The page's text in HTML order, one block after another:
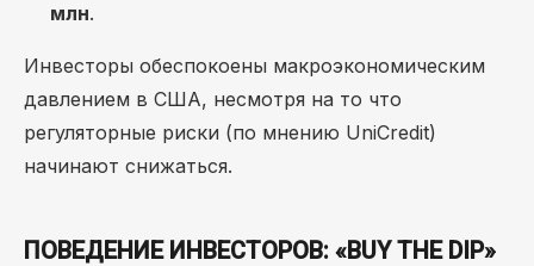
млн.
Инвесторы обеспокоены макроэкономическим
давлением в США, несмотря на то что
регуляторные риски (по мнению UniCredit)
начинают снижаться.
ПОВЕДЕНИЕ ИНВЕСТОРОВ: «BUY THE DIP»